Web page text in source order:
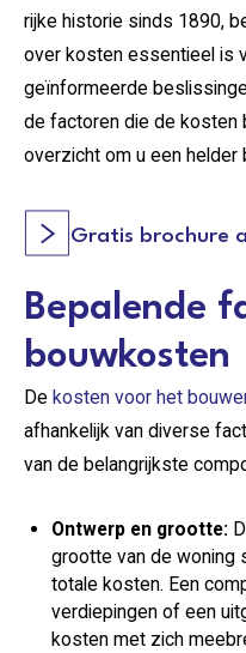
rijke historie sinds 1890,
over kosten essentieel is
geïnformeerde
de factoren die de kosten
overzicht om u een helder
Gratis brochure
Bepalende
bouwkosten
De kosten voor het
afhankelijk van diverse
van de belangrijkste
Ontwerp en grootte:
grootte van de woning
totale kosten. Een
verdiepingen of een
kosten met zich